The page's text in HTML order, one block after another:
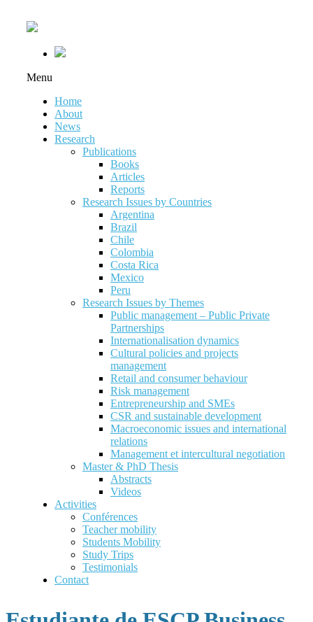
Menu
Home
About
News
Research
Publications
Books
Articles
Reports
Research Issues by Countries
Argentina
Brazil
Chile
Colombia
Costa Rica
Mexico
Peru
Research Issues by Themes
Public management – Public Private
Partnerships
Internationalisation dynamics
Cultural policies and projects
management
Retail and consumer behaviour
Risk management
Entrepreneurship and SMEs
CSR and sustainable development
Macroeconomic issues and international
relations
Management et intercultural negotiation
Master & PhD Thesis
Abstracts
Videos
Activities
Conférences
Teacher mobility
Students Mobility
Study Trips
Testimonials
Contact